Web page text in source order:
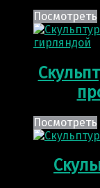
Посмотреть
Посмотреть